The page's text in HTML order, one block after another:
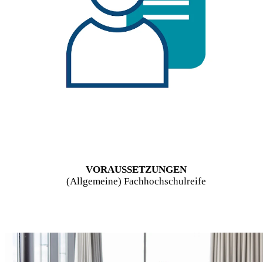
VORAUSSETZUNGEN
(Allgemeine) Fachhochschulreife